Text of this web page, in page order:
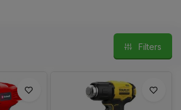
Filters